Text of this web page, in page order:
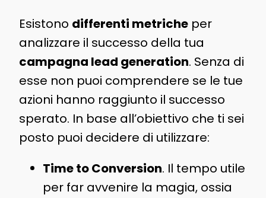
Esistono differenti metricheper
analizzare il successo della tua
campagna lead generation. Senza di
esse non puoi comprendere se le tue
azioni hanno raggiunto il successo
sperato. In base all’obiettivo che ti sei
posto puoi decidere di utilizzare:
Time to Conversion. Il tempo utile
per far avvenire la magia, ossia